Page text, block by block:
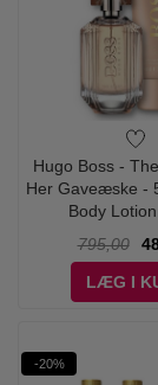
Hugo Boss -
Her Gaveæske -
Body
795,00
LÆG I
-20%